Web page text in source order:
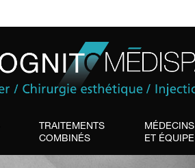
TRAITEMENTS
COMBINÉS
MÉDECINS
ET ÉQUIPE